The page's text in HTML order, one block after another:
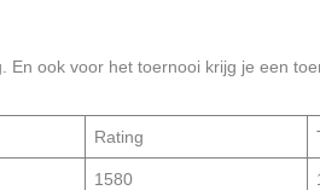
En ook voor het toernooi krijg je een
Rating
1580